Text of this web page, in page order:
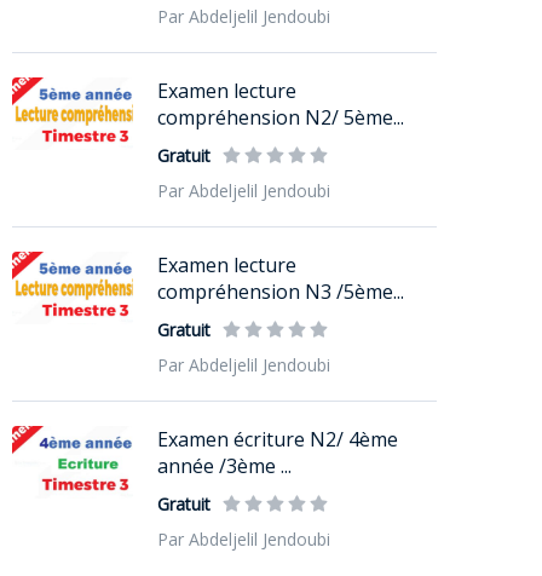
Par Abdeljelil Jendoubi
Examen lecture
compréhension N2/ 5ème...
Gratuit
Par Abdeljelil Jendoubi
Examen lecture
compréhension N3 /5ème...
Gratuit
Par Abdeljelil Jendoubi
Examen écriture N2/ 4ème
année /3ème ...
Gratuit
Par Abdeljelil Jendoubi